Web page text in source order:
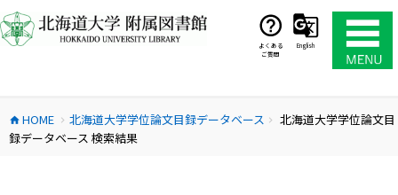
ン
テ
ス
キ
よくある
ご質問
English
home HOME chevron_right 北海道大学学位論文目録データベース chevron_right
北海道大学学位論文目
録データベース 検索結果